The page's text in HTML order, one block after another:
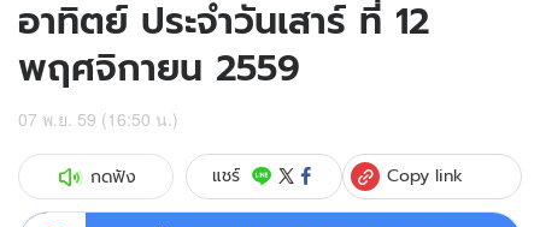
อาทิตย์ ประจำวันเสาร์ ที่ 12
พฤศจิกายน 2559
07 พ.ย. 59 (16:50 น.)
กดฟัง แชร์ Copy link